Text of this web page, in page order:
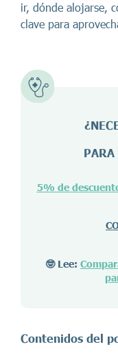
ir, dónde alojarse,
clave para
PARA
5% de
🤓 Lee:
Contenidos del